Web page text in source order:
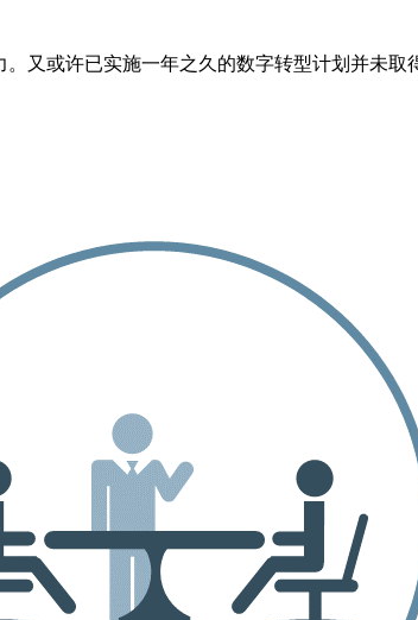
又或许已实施一年之久的数字转型计划并未